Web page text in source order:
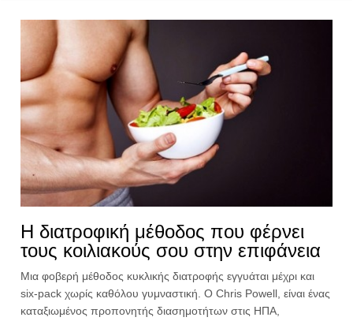
Η διατροφική μέθοδος που φέρνει
τους κοιλιακούς σου στην επιφάνεια
Μια φοβερή μέθοδος κυκλικής διατροφής εγγυάται μέχρι και
six-pack χωρίς καθόλου γυμναστική. Ο Chris Powell, είναι ένας
καταξιωμένος προπονητής διασημοτήτων στις ΗΠΑ,